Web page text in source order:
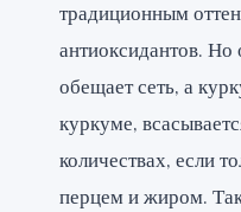
традиционным
антиоксидантов. Но
обещает сеть, а
куркуме,
количествах, если
перцем и жиром.